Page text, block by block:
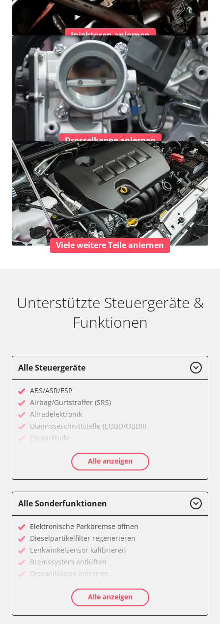
Injektoren anlernen
Drosselkappe anlernen
Viele weitere Teile anlernen
Unterstützte Steuergeräte &
Funktionen
Alle Steuergeräte
ABS/ASR/ESP
Airbag/Gurtstraffer (SRS)
Allradelektronik
Diagnoseschnittstelle (EOBD/OBDII)
Einparkhilfe
Getriebesteuerung
Karosseriesteuerung
Lichtsteuerung
Reifendruckkontrolle (RDK)
Servolenkung
Soundsystem
Wegfahrsperre
Zentralelektronik
Zentralelektronik vorne Beifahrer
Verfügbarkeit abhängig von Modell, Motorisierung, Ausstattung
und Konfiguration
Alle anzeigen
Alle Sonderfunktionen
Elektronische Parkbremse öffnen
Dieselpartikelfilter regenerieren
Lenkwinkelsensor kalibrieren
Bremssystem entlüften
Drosselklappe anlernen
Kraftstofftank entleeren
Elektronische Parkbremse kalibrieren
Alle anzeigen